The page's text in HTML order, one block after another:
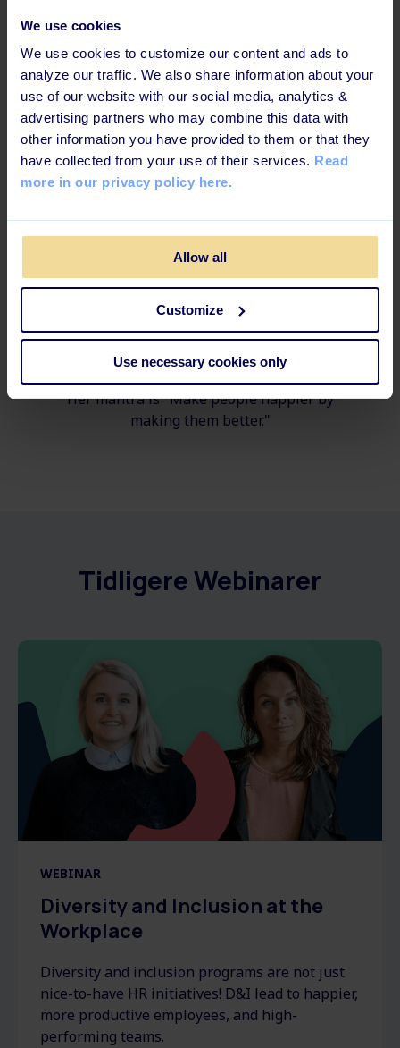
We use cookies
We use cookies to customize our content and ads to
analyze our traffic. We also share information about your
use of our website with our social media, analytics &
advertising partners who may combine this data with
other information you have provided to them or that they
have collected from your use of their services. Read
more in our privacy policy here.
Allow all
Customize
Use necessary cookies only
Ann-Katrine is our in house onboarding
expert with a background in organisational
change and learning.
FOUNDER & CEO
Stine Schulz
Her mantra is "Make people happier by
making them better."
Tidligere Webinarer
WEBINAR
Diversity and Inclusion at the
Workplace
Diversity and inclusion programs are not just
nice-to-have HR initiatives! D&I lead to happier,
more productive employees, and high-
performing teams.